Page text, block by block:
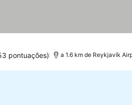
pontuações) a 1.6 km de Reykjavík